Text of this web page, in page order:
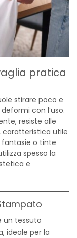
pratica
stirare poco e
con l’uso.
resiste alle
caratteristica utile
o tinte
spesso la
e
un tessuto
ideale per la